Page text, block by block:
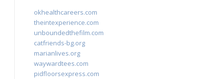
okhealthcareers.com
theintexperience.com
unboundedthefilm.com
catfriends-bg.org
marianlives.org
waywardtees.com
pidfloorsexpress.com